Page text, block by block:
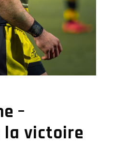
–
la victoire